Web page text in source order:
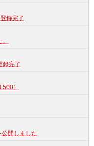
録完了
録完了
）
開しました